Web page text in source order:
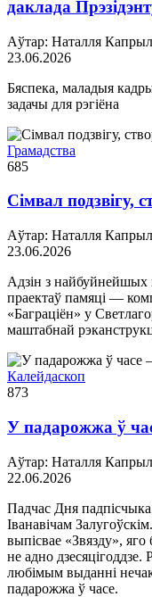
даклада
Аўтар: Наталля
23.06.2026
Бяспека, маладыя
задачы для рэгіёна
Грамадства
685
Сімвал подзвігу,
Аўтар: Наталля
23.06.2026
Адзін з найбуйнейшых
праектаў памяці —
«Баграціён» у
маштабнай
Калейдаскоп
873
У падарожжа ў
Аўтар: Наталля
22.06.2026
Падчас Дня падпісчыка
Іванавічам
выпісвае «Звязду», яго
не адно
любімым выданні
падарожжа ў часе.